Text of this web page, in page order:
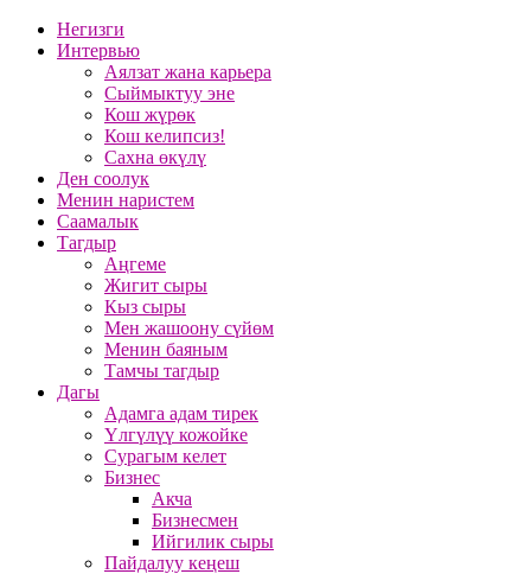
Негизги
Интервью
Аялзат жана карьера
Сыймыктуу эне
Кош жүрөк
Кош келипсиз!
Сахна өкүлү
Ден соолук
Менин наристем
Саамалык
Тагдыр
Аңгеме
Жигит сыры
Кыз сыры
Мен жашоону сүйөм
Менин баяным
Тамчы тагдыр
Дагы
Адамга адам тирек
Үлгүлүү кожойке
Сурагым келет
Бизнес
Акча
Бизнесмен
Ийгилик сыры
Пайдалуу кеңеш